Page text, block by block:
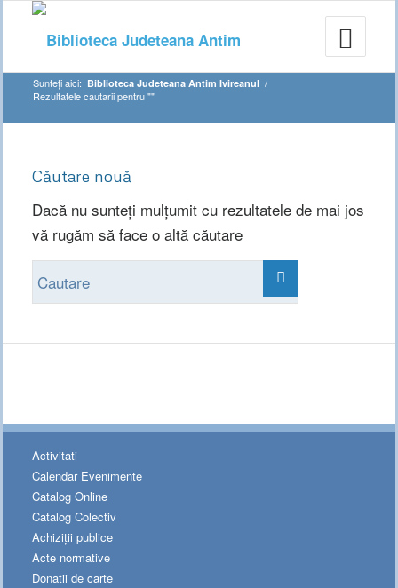
Sunteți aici: Biblioteca Judeteana Antim Ivireanul /
Rezultatele cautarii pentru ""
Căutare nouă
Dacă nu sunteți mulțumit cu rezultatele de mai jos
vă rugăm să face o altă căutare
Activitati
Calendar Evenimente
Catalog Online
Catalog Colectiv
Achiziții publice
Acte normative
Donatii de carte